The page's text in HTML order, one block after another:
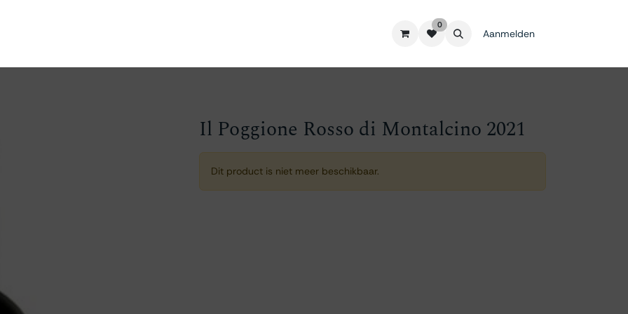
0
Aanmelden
Il Poggione Rosso di Montalcino 2021
Dit product is niet meer beschikbaar.